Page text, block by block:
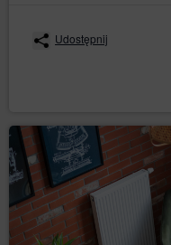
Serwisu. Do
w kolejnych
oznaczenie
Po podaniu
danych,
rezerwacji. W
podanie w
osobowych
akceptacji
poprzez
Udostępnij